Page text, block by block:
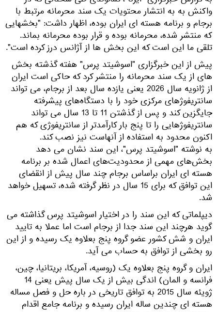
واکنش به به انتشار محتویات یک سند محرمانه مرتبط با
برجام و برنامه هسته ای ایران بوده، اظهار داشت: "بخشهایی
که منتشر شده، محرمانه بوده و قرار بوده محرمانه بماند.
تلقی ما این است که این بخش ها از آژانس درز کرده است".
پیش از این خبرگزاری "اسوشیتد پرس" هفته گذشته بخش
های از یک سند محرمانه را منتشر کرد که حاکی است ایران
از ژانویه سال 2026 یعنی یازده سال بعد از برجام، می ‌تواند
سانتریفوژهای مرکزی خود را با دستگاه‌های پیشرفته
جایگزین کند و پس از گذشتن 11 تا 13 سال می تواند
سانتریفوژهایی را تا پنج بار کارآمدتر از سانتریفوژی که هم
اکنون محدود به استفاده از آنهاست نیز نصب کند.
به نوشته "اسوشیتد پرس"، این سند نشان می دهد
بخش‌های مهمی از محدودیت‌های اعمال شده بر برنامه
هسته ‌ای ایران براساس برجام چند سال پیش از انقضای
این توافق که برای 15 سال در نظر گرفته شده، تسهیل خواهد
شد.
دیپلماتی که این سند را در اختیار اسوشیتد پرس گذاشته می
گوید هرچند این سند جدا از برجام است اما عملا به تایید
ایران و شش کشور عضو گروه پنج بعلاوه یک رسیده و از این
رو بخشی از توافق به حساب می آید.
ایران و گروه پنج بعلاوه یک (روسیه، آمریکا، بریتانیا، چین،
فرانسه و المان) اندگی بیش از یک سال پیش یعنی 14
ژویئه سال 2015 به توافق تاریخی در باره حل و فصل مساله
هسته ای چندین ساله ایران رسیده و برنامه جامع اقدام